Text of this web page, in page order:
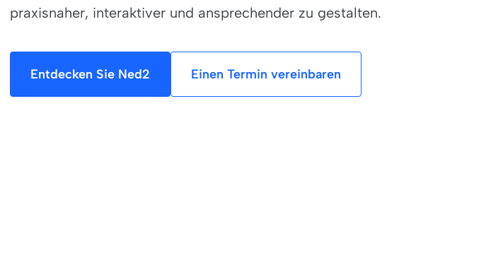
praxisnaher, interaktiver und ansprechender zu gestalten.
Entdecken Sie Ned2 Einen Termin vereinbaren